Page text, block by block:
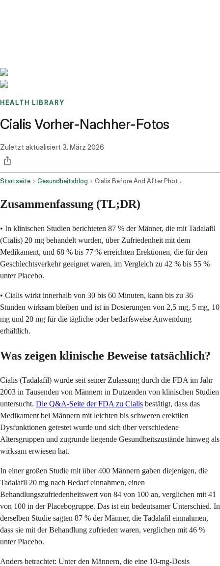
HEALTH LIBRARY
Cialis Vorher-Nachher-Fotos
Zuletzt aktualisiert 3. März 2026
Startseite Gesundheitsblog Cialis Before And After Photos
Zusammenfassung (TL;DR)
• In klinischen Studien berichteten 87 % der Männer, die mit Tadalafil
(Cialis) 20 mg behandelt wurden, über Zufriedenheit mit dem
Medikament, und 68 % bis 77 % erreichten Erektionen, die für den
Geschlechtsverkehr geeignet waren, im Vergleich zu 42 % bis 55 %
unter Placebo.
• Cialis wirkt innerhalb von 30 bis 60 Minuten, kann bis zu 36
Stunden wirksam bleiben und ist in Dosierungen von 2,5 mg, 5 mg, 10
mg und 20 mg für die tägliche oder bedarfsweise Anwendung
erhältlich.
Was zeigen klinische Beweise tatsächlich?
Cialis (Tadalafil) wurde seit seiner Zulassung durch die FDA im Jahr
2003 in Tausenden von Männern in Dutzenden von klinischen Studien
untersucht. Die Q&A-Seite der FDA zu Cialis bestätigt, dass das
Medikament bei Männern mit leichten bis schweren erektilen
Dysfunktionen getestet wurde und sich über verschiedene
Altersgruppen und zugrunde liegende Gesundheitszustände hinweg als
wirksam erwiesen hat.
In einer großen Studie mit über 400 Männern gaben diejenigen, die
Tadalafil 20 mg nach Bedarf einnahmen, einen
Behandlungszufriedenheitswert von 84 von 100 an, verglichen mit 41
von 100 in der Placebogruppe. Das ist ein bedeutsamer Unterschied. In
derselben Studie sagten 87 % der Männer, die Tadalafil einnahmen,
dass sie mit der Behandlung zufrieden waren, verglichen mit 46 %
unter Placebo.
Anders betrachtet: Unter den Männern, die eine 10-mg-Dosis